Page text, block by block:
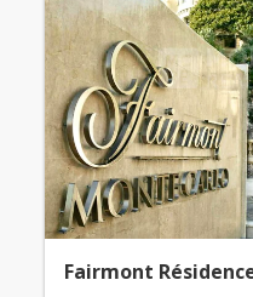
Fairmont